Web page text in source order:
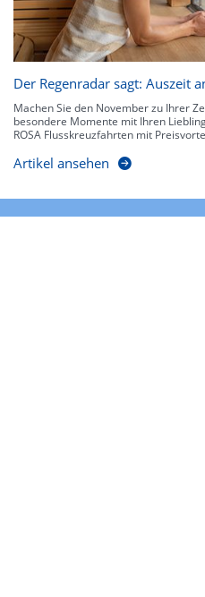
Der Regenradar sagt: Auszeit
Machen Sie den November zu Ihrer
besondere Momente mit Ihren
ROSA Flusskreuzfahrten mit
Artikel ansehen